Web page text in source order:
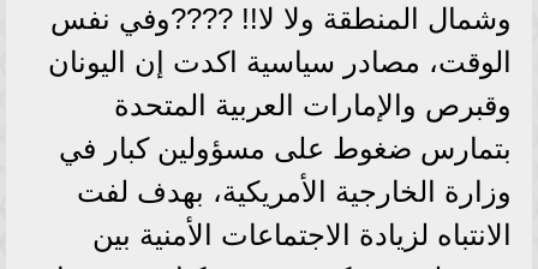
وشمال المنطقة ولا لا!! ????وفي نفس
الوقت، مصادر سياسية اكدت إن اليونان
وقبرص والإمارات العربية المتحدة
بتمارس ضغوط على مسؤولين كبار في
وزارة الخارجية الأمريكية، بهدف لفت
الانتباه لزيادة الاجتماعات الأمنية بين